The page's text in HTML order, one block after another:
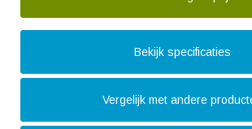
Bekijk specificaties
Vergelijk met andere